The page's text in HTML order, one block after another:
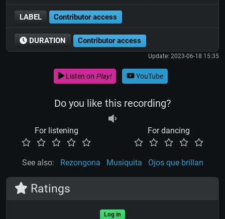
LABEL Contributor access
DURATION Contributor access
Update: 2023-06-18 15:35
Listen on Play! YouTube
Do you like this recording?
For listening For dancing
See also: Rezongona Musiquita Ojos que brillan
Ratings
Log in